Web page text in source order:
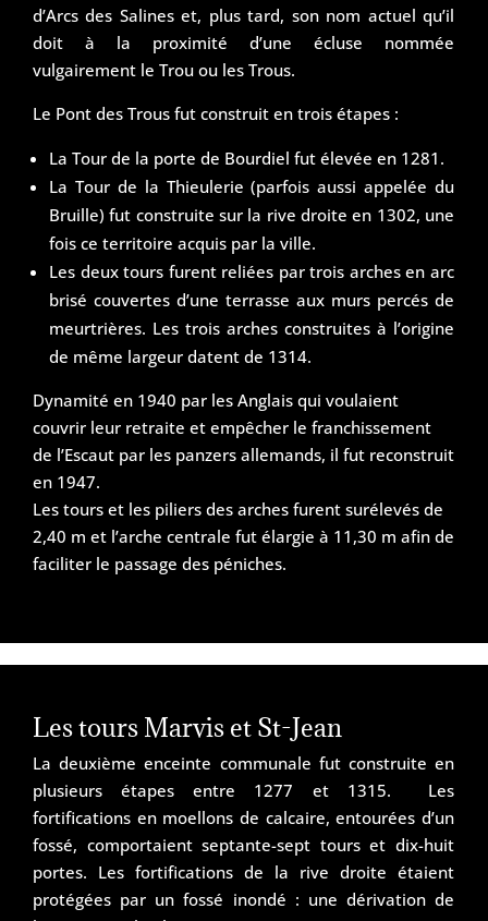
d’Arcs des Salines et, plus tard, son nom actuel qu’il
doit à la proximité d’une écluse nommée
vulgairement le Trou ou les Trous.
Le Pont des Trous fut construit en trois étapes :
La Tour de la porte de Bourdiel fut élevée en 1281.
La Tour de la Thieulerie (parfois aussi appelée du
Bruille) fut construite sur la rive droite en 1302, une
fois ce territoire acquis par la ville.
Les deux tours furent reliées par trois arches en arc
brisé couvertes d’une terrasse aux murs percés de
meurtrières. Les trois arches construites à l’origine
de même largeur datent de 1314.
Dynamité en 1940 par les Anglais qui voulaient
couvrir leur retraite et empêcher le franchissement
de l’Escaut par les panzers allemands, il fut reconstruit
en 1947.
Les tours et les piliers des arches furent surélevés de
2,40 m et l’arche centrale fut élargie à 11,30 m afin de
faciliter le passage des péniches.
Les tours Marvis et St-Jean
La deuxième enceinte communale fut construite en
plusieurs étapes entre 1277 et 1315. Les
fortifications en moellons de calcaire, entourées d’un
fossé, comportaient septante-sept tours et dix-huit
portes. Les fortifications de la rive droite étaient
protégées par un fossé inondé : une dérivation de